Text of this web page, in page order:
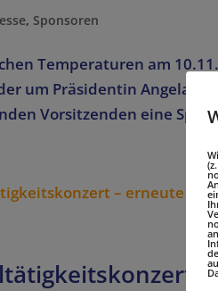
,Sponsoren
Temperaturen am
um Präsidentin Angela
Vorsitzenden eine